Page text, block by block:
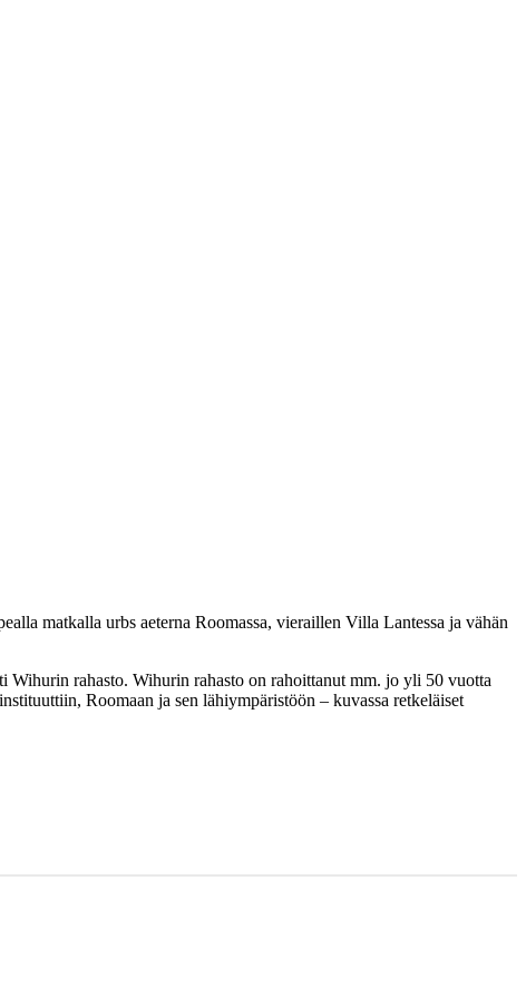
matkalla urbs aeterna Roomassa, vieraillen Villa Lantessa ja vähän
rahasto. Wihurin rahasto on rahoittanut mm. jo yli 50 vuotta
Roomaan ja sen lähiympäristöön – kuvassa retkeläiset